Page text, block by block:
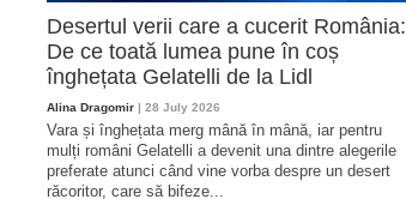
Desertul verii care a cucerit România:
De ce toată lumea pune în coș
înghețata Gelatelli de la Lidl
Alina Dragomir | 28 July 2026
Vara și înghețata merg mână în mână, iar pentru
mulți români Gelatelli a devenit una dintre alegerile
preferate atunci când vine vorba despre un desert
răcoritor, care să bifeze...